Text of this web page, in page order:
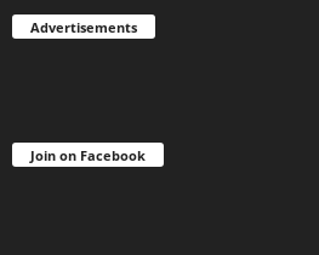
Advertisements
Join on Facebook